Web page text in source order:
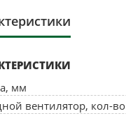
мм
вентилятор, кол-во